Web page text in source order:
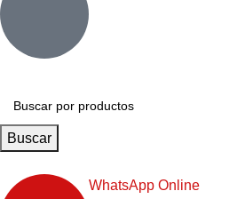
Buscar
WhatsApp Online